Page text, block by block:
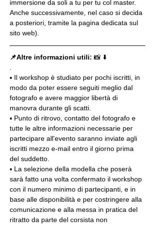
immersione da soli a tu per tu col master.
Anche successivamente, nel caso si decida
a posteriori, tramite la pagina dedicata sul
sito web).
📌Altre informazioni utili: 📸 ⬇️
▪️ Il workshop è studiato per pochi iscritti, in
modo da poter essere seguiti meglio dal
fotografo e avere maggior libertà di
manovra durante gli scatti.
▪️ Punto di ritrovo, contatto del fotografo e
tutte le altre informazioni necessarie per
partecipare all'evento saranno inviate agli
iscritti mezzo e-mail entro il giorno prima
del suddetto.
▪️ La selezione della modella che poserà
sarà fatto una volta confermato il workshop
con il numero minimo di partecipanti, e in
base alle disponibilità e per costringere alla
comunicazione e alla messa in pratica del
ritratto da parte del corsista non